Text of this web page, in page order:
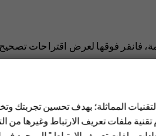
فانقر فوقها لعرض اقتراحات
المماثلة؛ بهدف تحسين تجربتك
ملفات تعريف الارتباط وغيرها من